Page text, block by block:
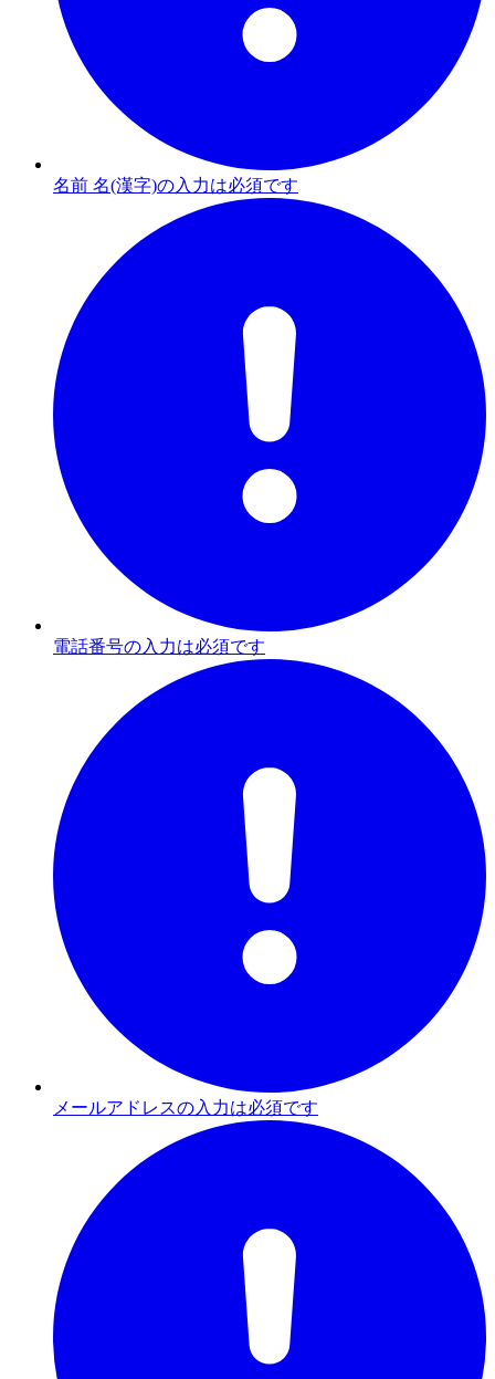
名前 名(漢字)の入力は必須です
電話番号の入力は必須です
メールアドレスの入力は必須です